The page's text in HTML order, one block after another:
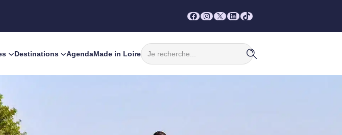
Facebook
Instagram
X LinkedIn
TikTok
Destinations AgendaMade in Loire
Rechercher